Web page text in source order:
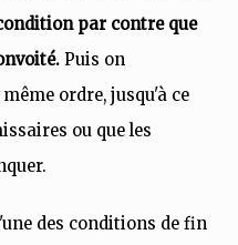
par contre que
Puis on
ordre, jusqu'à ce
ou que les
des conditions de fin